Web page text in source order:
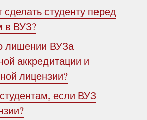
сделать студенту перед
в ВУЗ?
лишении ВУЗа
аккредитации и
лицензии?
если ВУЗ